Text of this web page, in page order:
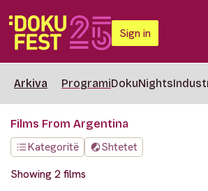
Sign in
Arkiva ProgramiDokuNights
Films From Argentina
Kategoritë
Shtetet
Showing 2 films